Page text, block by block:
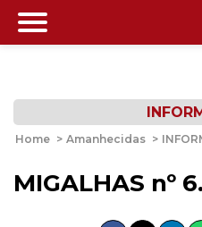
Home > Amanhecidas >
MIGALHAS nº